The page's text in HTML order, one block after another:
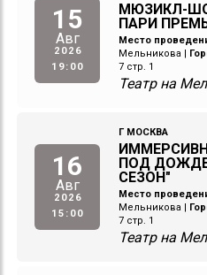
15
Авг
2026
19:00
МЮЗИКЛ-
ПАРИ
Место
Мельникова
7 стр. 1
Театр на
16
Авг
2026
15:00
Г МОСКВА
ПОД
СЕЗОН"
Место
Мельникова
7 стр. 1
Театр на